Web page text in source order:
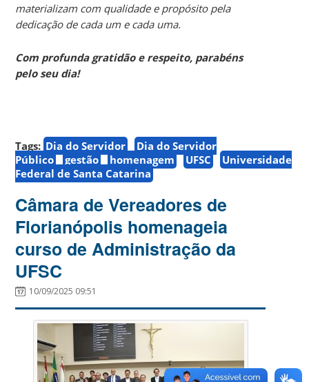
materializam com qualidade e propósito pela
dedicação de cada um e cada uma.
Com profunda gratidão e respeito, parabéns
pelo seu dia!
Tags: Dia do Servidor
Dia do Servidor
Público
gestão homenagem UFSC
Universidade
Federal de Santa Catarina
Câmara de Vereadores de
Florianópolis homenageia
curso de Administração da
UFSC
10/09/2025 09:51